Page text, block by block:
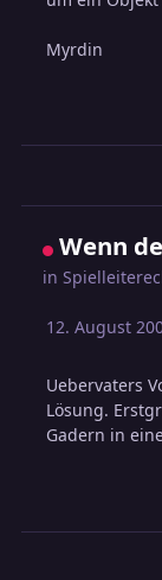
Myrdin
Wenn
in
12. August
Uebervaters
Lösung.
Gadern in